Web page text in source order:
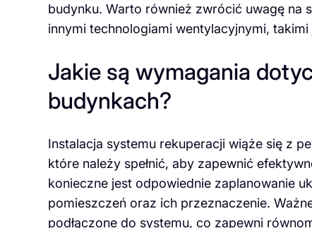
budynku. Warto również zwrócić uwagę na
innymi technologiami wentylacyjnymi,
Jakie są wymagania
budynkach?
Instalacja systemu rekuperacji wiąże się z
które należy spełnić, aby zapewnić
konieczne jest odpowiednie zaplanowanie
pomieszczeń oraz ich przeznaczenie.
podłączone do systemu, co zapewni